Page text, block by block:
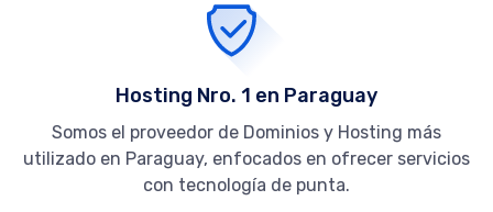
Hosting Nro. 1 en Paraguay
Somos el proveedor de Dominios y Hosting más
utilizado en Paraguay, enfocados en ofrecer servicios
con tecnología de punta.